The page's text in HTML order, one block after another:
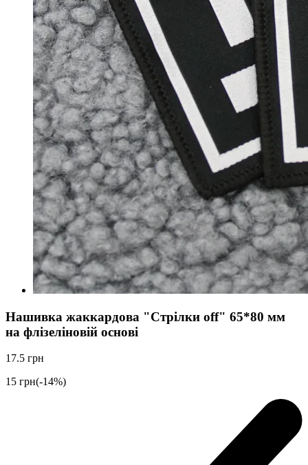
Нашивка жаккардова "Стрілки off" 65*80 мм
на флізеліновій основі
17.5 грн
15 грн(-14%)